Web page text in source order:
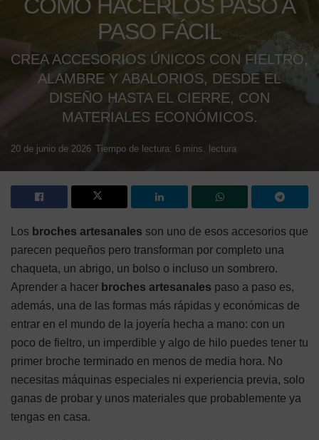
CÓMO HACERLOS PASO A
PASO FÁCIL
CREA ACCESORIOS ÚNICOS CON FIELTRO,
ALAMBRE Y ABALORIOS, DESDE EL
DISEÑO HASTA EL CIERRE, CON
MATERIALES ECONÓMICOS.
20 de junio de 2026 Tiempo de lectura: 6 mins. lectura
Los broches artesanales son uno de esos accesorios que
parecen pequeños pero transforman por completo una
chaqueta, un abrigo, un bolso o incluso un sombrero.
Aprender a hacer broches artesanales paso a paso es,
además, una de las formas más rápidas y económicas de
entrar en el mundo de la joyería hecha a mano: con un
poco de fieltro, un imperdible y algo de hilo puedes tener tu
primer broche terminado en menos de media hora. No
necesitas máquinas especiales ni experiencia previa, solo
ganas de probar y unos materiales que probablemente ya
tengas en casa.